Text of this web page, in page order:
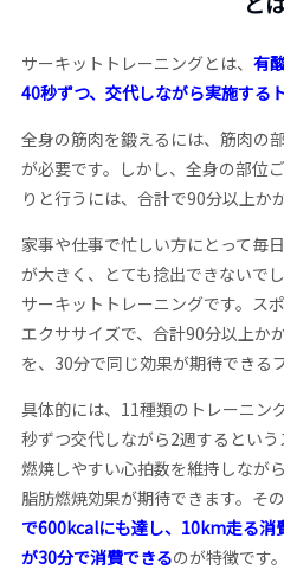
サーキットトレーニングとは、 有
40秒ずつ、交代しながら実施する
全身の筋肉を鍛えるには、筋肉の
が必要です。しかし、全身の部位
りと行うには、合計で90分以上か
家事や仕事で忙しい方にとって毎
が大きく、とても捻出できないで
サーキットトレーニングです。ス
エクササイズで、合計90分以上か
を、30分で同じ効果が期待できる
具体的には、11種類のトレーニン
秒ずつ交代しながら2週するとい
燃焼しやすい心拍数を維持しなが
脂肪燃焼効果が期待できます。その
で600kcalにも達し、10km走る消
が30分で消費できるのが特徴です。